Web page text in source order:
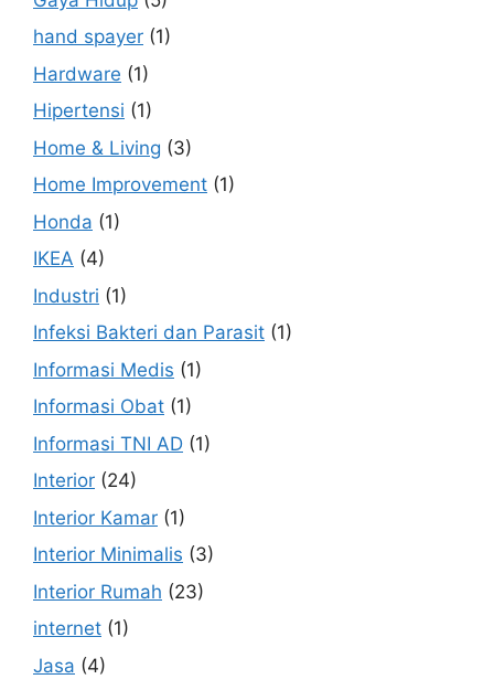
hand spayer (1)
Hardware (1)
Hipertensi (1)
Home & Living (3)
Home Improvement (1)
Honda (1)
IKEA (4)
Industri (1)
Infeksi Bakteri dan Parasit (1)
Informasi Medis (1)
Informasi Obat (1)
Informasi TNI AD (1)
Interior (24)
Interior Kamar (1)
Interior Minimalis (3)
Interior Rumah (23)
internet (1)
Jasa (4)